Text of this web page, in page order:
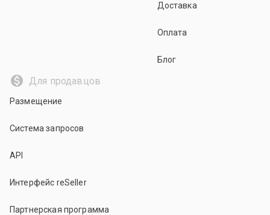
Доставка
Оплата
Блог
Для продавцов
Размещение
Система запросов
API
Интерфейс reSeller
Партнерская программа